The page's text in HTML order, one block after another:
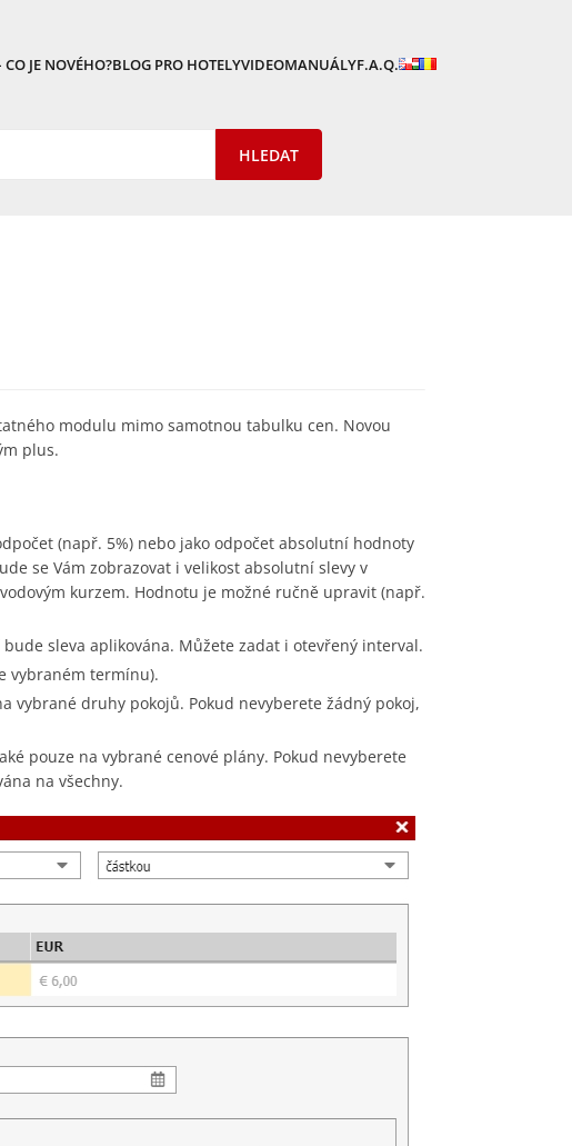
CO JE NOVÉHO?BLOG PRO HOTELYVIDEOMANUÁLYF.A.Q.
modulu mimo samotnou tabulku cen. Novou
plus.
(např. 5%) nebo jako odpočet absolutní hodnoty
se Vám zobrazovat i velikost absolutní slevy v
kurzem. Hodnotu je možné ručně upravit (např.
sleva aplikována. Můžete zadat i otevřený interval.
vybraném termínu).
vybrané druhy pokojů. Pokud nevyberete žádný pokoj,
pouze na vybrané cenové plány. Pokud nevyberete
na všechny.